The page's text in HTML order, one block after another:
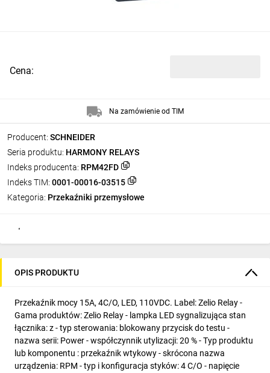
Producent: SCHNEIDER
Seria produktu: HARMONY RELAYS
Indeks producenta: RPM42FD
Indeks TIM: 0001-00016-03515
Kategoria: Przekaźniki przemysłowe
Cena:
Na zamówienie od TIM
OPIS PRODUKTU
Przekaźnik mocy 15A, 4C/O, LED, 110VDC. Label: Zelio Relay -
Gama produktów: Zelio Relay - lampka LED sygnalizująca stan
łącznika: z - typ sterowania: blokowany przycisk do testu -
nazwa serii: Power - współczynnik utylizacji: 20 % - Typ produktu
lub komponentu : przekaźnik wtykowy - skrócona nazwa
urządzenia: RPM - typ i konfiguracja styków: 4 C/O - napięcie